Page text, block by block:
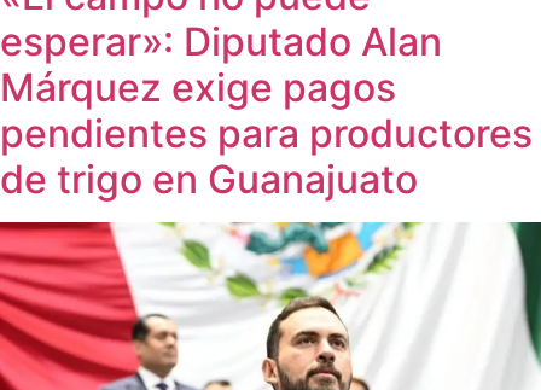
esperar»: Diputado Alan
Márquez exige pagos
pendientes para productores
de trigo en Guanajuato